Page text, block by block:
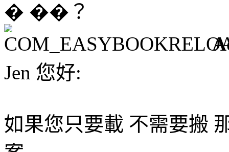
� ��？
Jen 您好:
如果您只要載 不需要搬